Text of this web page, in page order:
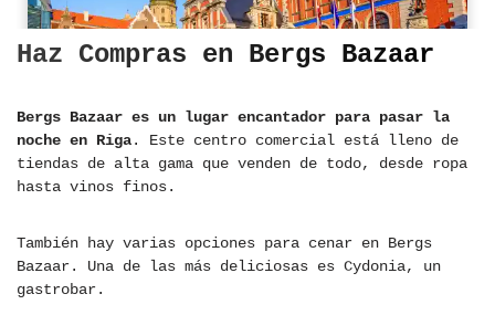
Haz Compras en Bergs Bazaar
Bergs Bazaar es un lugar encantador para pasar la
noche en Riga. Este centro comercial está lleno de
tiendas de alta gama que venden de todo, desde ropa
hasta vinos finos.
También hay varias opciones para cenar en Bergs
Bazaar. Una de las más deliciosas es Cydonia, un
gastrobar.